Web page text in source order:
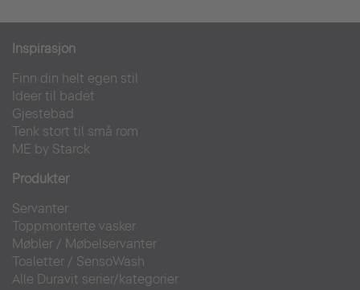
Inspirasjon
Finn din helt egen stil
Ideer til badet
Gjestebad
Tenk stort til små rom
ME by Starck
Produkter
Servanter
Toppmonterte vasker
Møbler / Møbelservanter
Toaletter / SensoWash
Alle Duravit serier/kategorier